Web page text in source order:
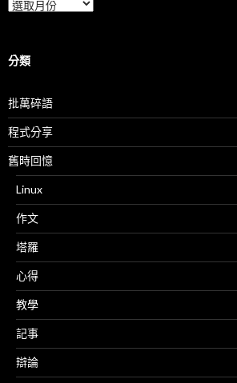
整
分類
批萬碎語
程式分享
舊時回憶
Linux
作文
塔羅
心得
教學
記事
辯論